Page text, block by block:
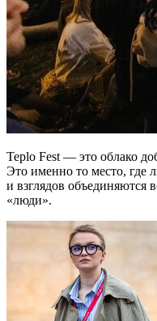
Teplo Fest — это облако
Это именно то место, где
и взглядов объединяются
«люди».